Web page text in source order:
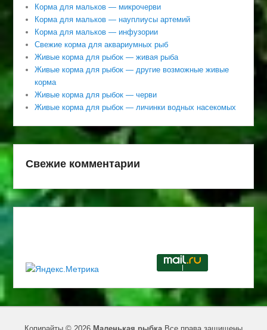
Корма для мальков — микрочерви
Корма для мальков — науплиусы артемий
Корма для мальков — инфузории
Свежие корма для аквариумных рыб
Живые корма для рыбок — живая рыба
Живые корма для рыбок — другие возможные живые
корма
Живые корма для рыбок — черви
Живые корма для рыбок — личинки водных насекомых
Свежие комментарии